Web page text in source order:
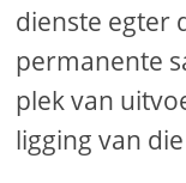
dienste egter
permanente
plek van
ligging van